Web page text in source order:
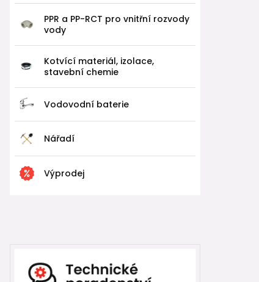
PPR a PP-RCT pro vnitřní rozvody
vody
Kotvící materiál, izolace,
stavební chemie
Vodovodní baterie
Nářadí
Výprodej